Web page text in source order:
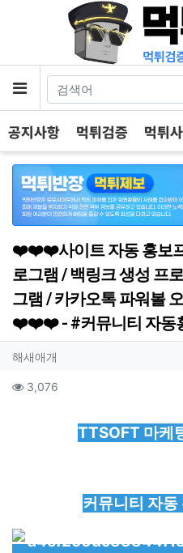
메뉴
공지사항 먹튀검증 먹튀
❤️❤️❤️사이트 자동 홍보
로그램 / 백링크 생성 프
그램 / 카카오톡 파워볼
❤️❤️❤️ - #커뮤니티 자동
작성자 정보
해새애개
컨텐츠 정보
3,076
TTSOFT 마케
커뮤니티 자동